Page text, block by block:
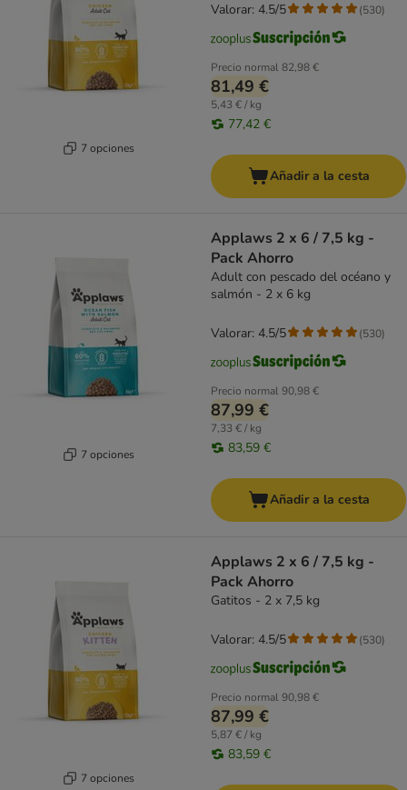
7 opciones
Precio normal82,98 €
81,49 €
5,43 € / kg
77,42 €
Valorar: 4.5/5 (530)
Añadir a la cesta
7 opciones
Applaws 2 x 6 / 7,5 kg -
Pack Ahorro
Adult con pescado del océano y
salmón - 2 x 6 kg
Precio normal90,98 €
87,99 €
7,33 € / kg
83,59 €
Valorar: 4.5/5 (530)
Añadir a la cesta
7 opciones
Applaws 2 x 6 / 7,5 kg -
Pack Ahorro
Gatitos - 2 x 7,5 kg
Precio normal90,98 €
87,99 €
5,87 € / kg
83,59 €
Valorar: 4.5/5 (530)